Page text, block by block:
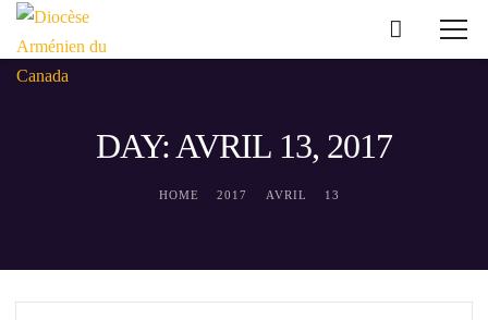
DAY: AVRIL 13, 2017
HOME 2017 AVRIL 13